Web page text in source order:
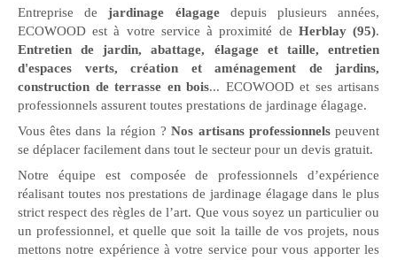
Entreprise dejardinage élagage depuis plusieurs années,
ECOWOOD est à votre service à proximité de Herblay (95).
Entretien de jardin, abattage, élagage et taille, entretien
d'espaces verts, création et aménagement de jardins,
construction de terrasse en bois... ECOWOOD et ses artisans
professionnels assurent toutes prestations de jardinage élagage.
Vous êtes dans la région ?Nos artisans professionnelspeuvent
se déplacer facilement dans tout le secteur pour un devis gratuit.
Notre équipe est composée de professionnels d’expérience
réalisant toutes nos prestations de jardinage élagage dans le plus
strict respect des règles de l’art. Que vous soyez un particulier ou
un professionnel, et quelle que soit la taille de vos projets, nous
mettons notre expérience à votre service pour vous apporter les